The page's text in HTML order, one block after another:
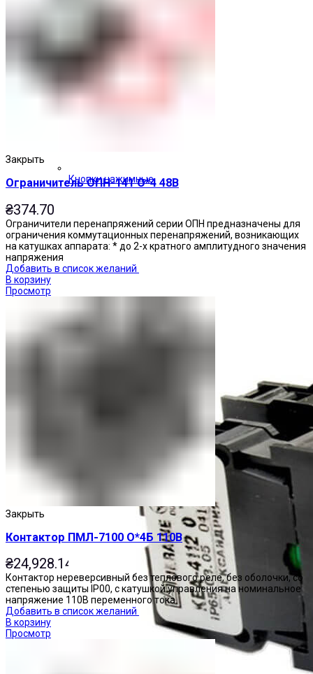
Кнопки нажимные
Закрыть
Ограничитель ОПН-141 О*4 48В
₴374.70
Ограничители перенапряжений серии ОПН предназначены для
ограничения коммутационных перенапряжений, возникающих
на катушках аппарата: * до 2-х кратного амплитудного значения
напряжения
Добавить в список желаний
В корзину
Просмотр
Закрыть
Контактор ПМЛ-7100 О*4Б 110В
₴24,928.14
Контактор нереверсивный без теплового реле, без оболочки, со
степенью защиты IP00, с катушкой управления на номинальное
напряжение 110В переменного тока.
Добавить в список желаний
В корзину
Просмотр